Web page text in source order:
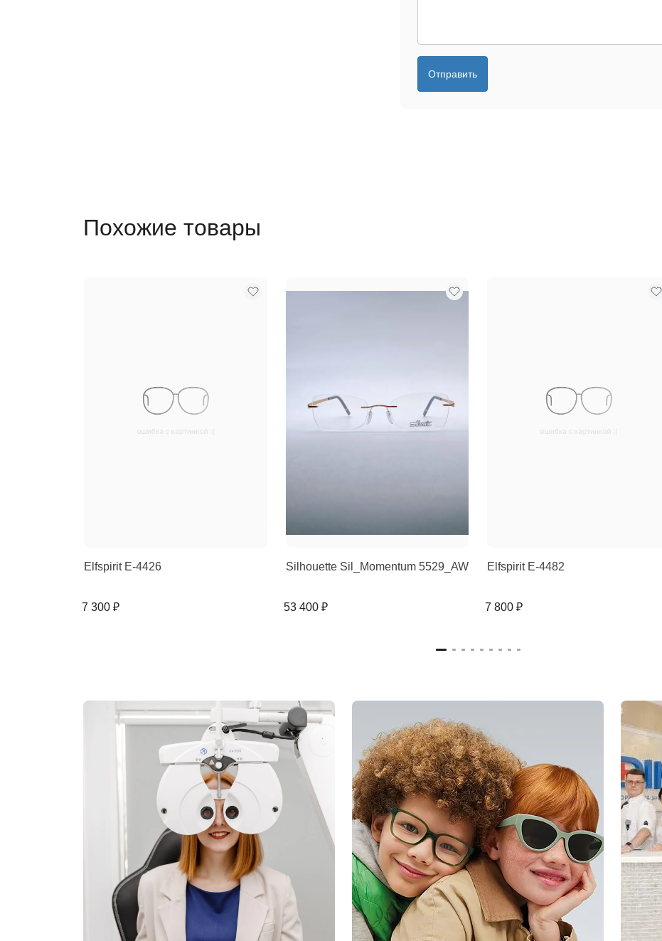
Отправить
Похожие товары
Elfspirit E-4426
7 300 ₽
Silhouette Sil_Momentum 5529_AW
53 400 ₽
Elfspirit E-4482
7 800 ₽